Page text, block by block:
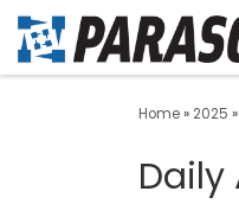
Home» 2025 »
Daily